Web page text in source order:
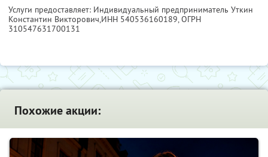
Услуги предоставляет: Индивидуальный предприниматель Уткин
Константин Викторович,ИНН 540536160189, ОГРН
310547631700131
Похожие акции: